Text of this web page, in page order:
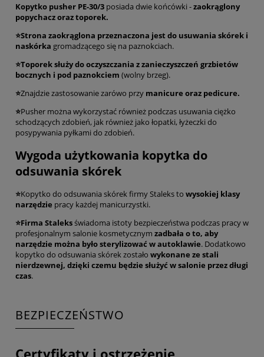
Kopytko pusher PE-30/3 posiada dwie końcówki -zaokrąglony
popychacz oraz toporek.
⭐Strona zaokrąglona przeznaczona jest do usuwania skórek i
naskórka gromadzącego się na paznokciach.
⭐Toporek służy do oczyszczania z zanieczyszczeń grzbietów
bocznych i pod paznokciem (wolny brzeg).
⭐Znajdzie zastosowanie zarówo przy manicure oraz pedicure.
⭐Pusher można wykorzystać również podczas usuwania ciężko
schodzących zdobień, jak również jako łopatki, łyżeczki do
posypywania pyłkami do zdobień.
Wygoda użytkowania kopytka do
odsuwania skórek
⭐Kopytko do odsuwania skórek firmy Staleks to wysokiej klasy
narzędzie pracy każdej manicurzystki.
⭐Firma Staleksświadoma istoty bezpieczeństwa podczas pracy w
profesjonalnym salonie kosmetycznym zadbała o to, aby
narzędzie można było sterylizować w autoklawie. Dodatkowo
kopytko do odsuwania skórek zostało wykonane ze stali
nierdzewnej, dzięki czemu będzie służyć w salonie przez długi
czas.
BEZPIECZEŃSTWO